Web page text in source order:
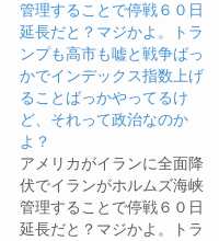
管理することで停戦６０日
延長だと？マジかよ。トラ
ンプも高市も嘘と戦争ばっ
かでインデックス指数上げ
ることばっかやってるけ
ど、それって政治なのか
よ？
アメリカがイランに全面降
伏でイランがホルムズ海峡
管理することで停戦６０日
延長だと？マジかよ。トラ